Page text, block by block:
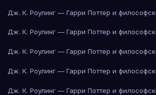
Дж. К. Роулинг — Гарри Поттер и
Дж. К. Роулинг — Гарри Поттер и
Дж. К. Роулинг — Гарри Поттер и
Дж. К. Роулинг — Гарри Поттер и
Дж. К. Роулинг — Гарри Поттер и